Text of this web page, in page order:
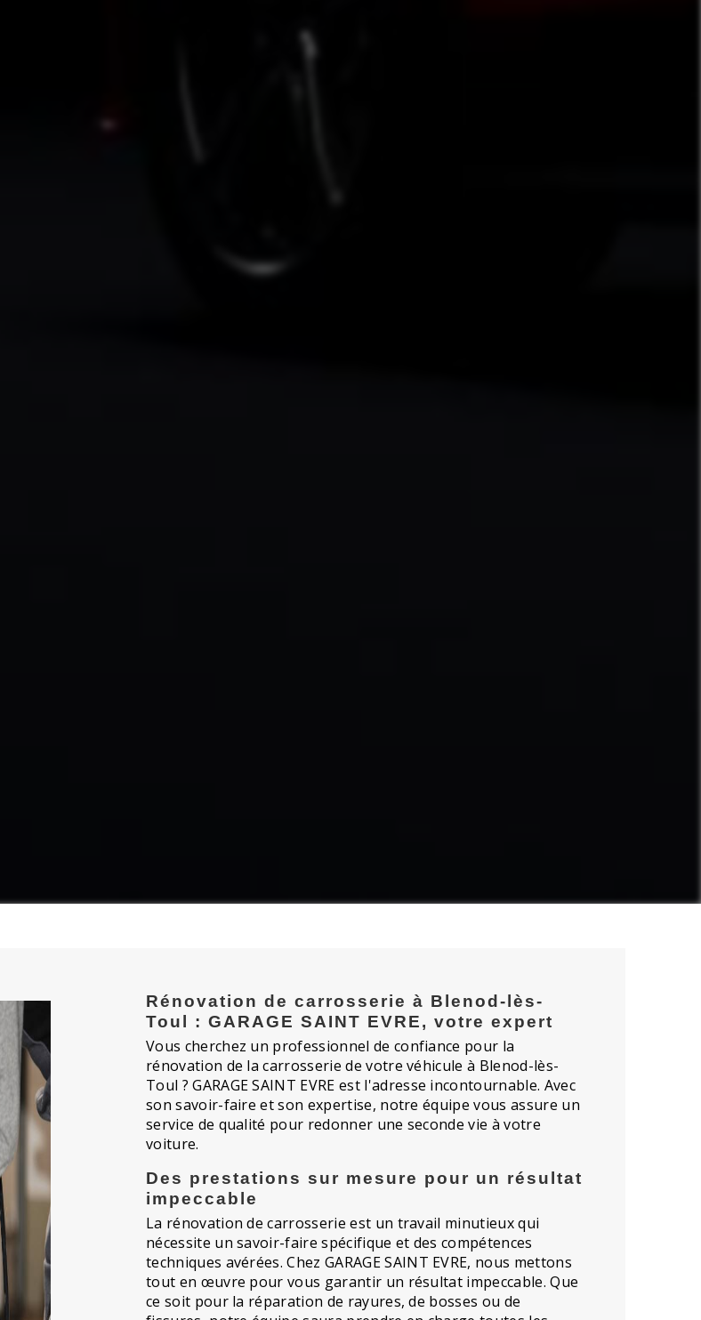
Rénovation de carrosserie à Blenod-lès-
Toul : GARAGE SAINT EVRE, votre expert
Vous cherchez un professionnel de confiance pour la
rénovation de la carrosserie de votre véhicule à Blenod-lès-
Toul ? GARAGE SAINT EVRE est l'adresse incontournable. Avec
son savoir-faire et son expertise, notre équipe vous assure un
service de qualité pour redonner une seconde vie à votre
voiture.
Des prestations sur mesure pour un résultat
impeccable
La rénovation de carrosserie est un travail minutieux qui
nécessite un savoir-faire spécifique et des compétences
techniques avérées. Chez GARAGE SAINT EVRE, nous mettons
tout en œuvre pour vous garantir un résultat impeccable. Que
ce soit pour la réparation de rayures, de bosses ou de